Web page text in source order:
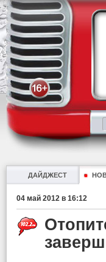
ДАЙДЖЕСТ
04 май 2012 в 16:12